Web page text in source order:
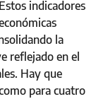
indicadores
la
reflejado en el
Hay que
para cuatro